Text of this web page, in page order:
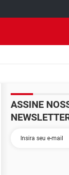
ASSINE